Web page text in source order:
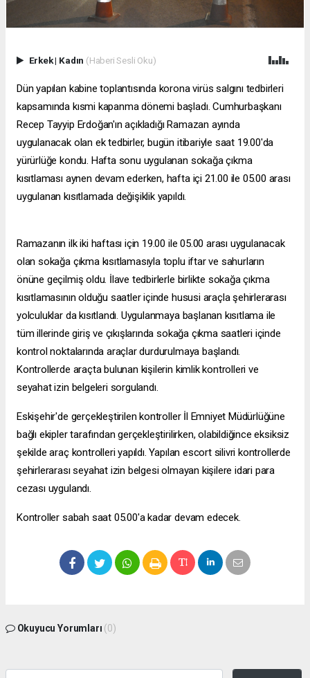
Erkek| Kadın (Haberi Sesli Oku)
Dün yapılan kabine toplantısında korona virüs salgını tedbirleri
kapsamında kısmi kapanma dönemi başladı. Cumhurbaşkanı
Recep Tayyip Erdoğan'ın açıkladığı Ramazan ayında
uygulanacak olan ek tedbirler, bugün itibariyle saat 19.00'da
yürürlüğe kondu. Hafta sonu uygulanan sokağa çıkma
kısıtlaması aynen devam ederken, hafta içi 21.00 ile 05.00 arası
uygulanan kısıtlamada değişiklik yapıldı.
Ramazanın ilk iki haftası için 19.00 ile 05.00 arası uygulanacak
olan sokağa çıkma kısıtlamasıyla toplu iftar ve sahurların
önüne geçilmiş oldu. İlave tedbirlerle birlikte sokağa çıkma
kısıtlamasının olduğu saatler içinde hususi araçla şehirlerarası
yolculuklar da kısıtlandı. Uygulanmaya başlanan kısıtlama ile
tüm illerinde giriş ve çıkışlarında sokağa çıkma saatleri içinde
kontrol noktalarında araçlar durdurulmaya başlandı.
Kontrollerde araçta bulunan kişilerin kimlik kontrolleri ve
seyahat izin belgeleri sorgulandı.
Eskişehir'de gerçekleştirilen kontroller İl Emniyet Müdürlüğüne
bağlı ekipler tarafından gerçekleştirilirken, olabildiğince eksiksiz
şekilde araç kontrolleri yapıldı. Yapılan escort silivri kontrollerde
şehirlerarası seyahat izin belgesi olmayan kişilere idari para
cezası uygulandı.
Kontroller sabah saat 05.00'a kadar devam edecek.
Okuyucu Yorumları (0)